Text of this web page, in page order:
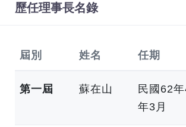
歷任理事長名錄
屆別 姓名 任期
第一屆 蘇在山
民國62
年3月